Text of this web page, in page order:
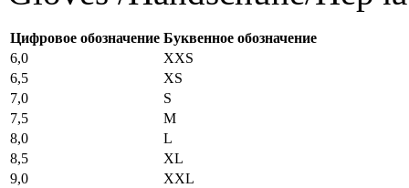
Цифровое обозначение Буквенное обозначение
6,0
XXS
6,5
XS
7,0
S
7,5
M
8,0
L
8,5
XL
9,0
XXL